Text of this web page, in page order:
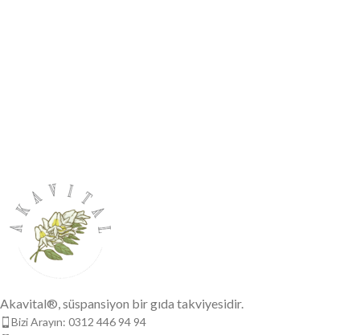
Akavital®, süspansiyon bir gıda takviyesidir.
Bizi Arayın: 0312 446 94 94